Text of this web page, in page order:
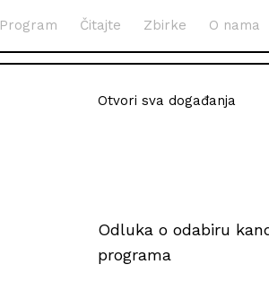
Program Čitajte Zbirke O nama
Otvori sva događanja
Odluka o odabiru
programa